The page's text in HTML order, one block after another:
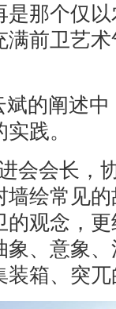
那个仅
前卫艺
的阐述中
践。
会长，
绘常见
观念，
、意象
箱、突